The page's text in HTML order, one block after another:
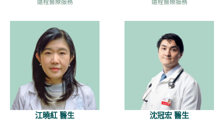
遠程醫療服務
遠程醫療服務
江曉紅 醫生 沈冠宏 醫生